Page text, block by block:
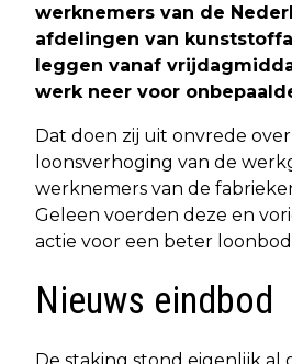
werknemers van de
afdelingen van
leggen vanaf
werk neer voor
Dat doen zij uit onvrede
loonsverhoging van de
werknemers van de
Geleen voerden deze en
actie voor een beter
Nieuws eindbod
De staking stond eigenlijk al